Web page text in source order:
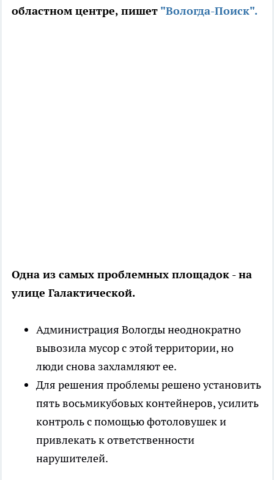
областном центре, пишет "Вологда-Поиск".
Одна из самых проблемных площадок - на
улице Галактической.
Администрация Вологды неоднократно
вывозила мусор с этой территории, но
люди снова захламляют ее.
Для решения проблемы решено установить
пять восьмикубовых контейнеров, усилить
контроль с помощью фотоловушек и
привлекать к ответственности
нарушителей.